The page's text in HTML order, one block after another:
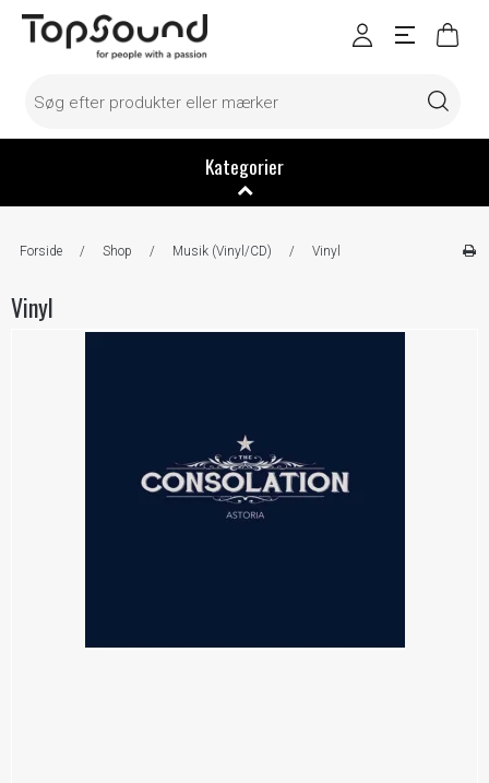
Kategorier
Forside / Shop / Musik (Vinyl/CD) / Vinyl
Vinyl